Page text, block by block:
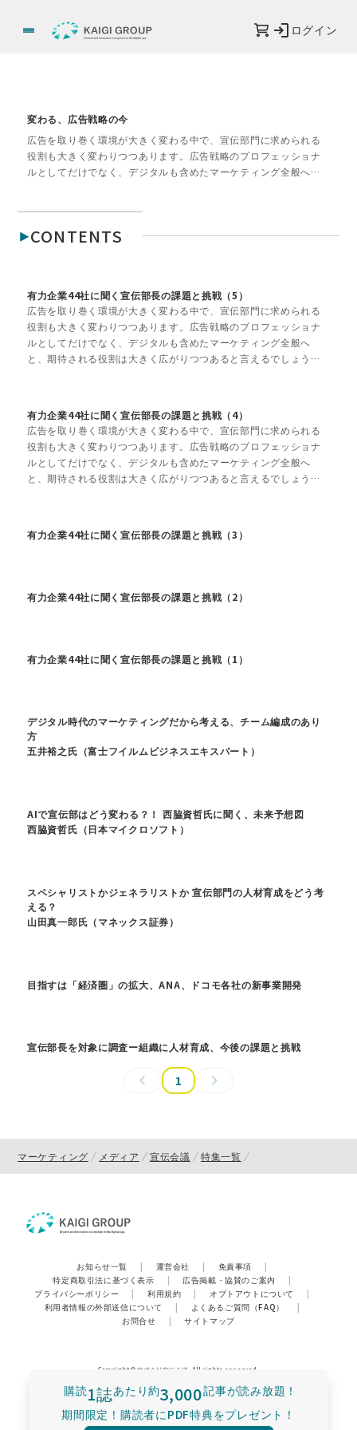
ログイン
変わる、広告戦略の今
広告を取り巻く環境が大きく変わる中で、宣伝部門に求められる
役割も大きく変わりつつあります。広告戦略のプロフェッショナ
ルとしてだけでなく、デジタルも含めたマーケティング全般へ
戦略の策定のみならず、組織体制や人材育成も大きな課題になっ
針を聞きます。
CONTENTS
有力企業44社に聞く宣伝部長の課題と挑戦（5）
広告を取り巻く環境が大きく変わる中で、宣伝部門に求められる
役割も大きく変わりつつあります。広告戦略のプロフェッショナ
ルとしてだけでなく、デジタルも含めたマーケティング全般へ
と、期待される役割は大きく広がりつつあると言えるでしょう。
ています。
有力企業44社に聞く宣伝部長の課題と挑戦（4）
広告を取り巻く環境が大きく変わる中で、宣伝部門に求められる
役割も大きく変わりつつあります。広告戦略のプロフェッショナ
ルとしてだけでなく、デジタルも含めたマーケティング全般へ
と、期待される役割は大きく広がりつつあると言えるでしょう。
ています。
有力企業44社に聞く宣伝部長の課題と挑戦（3）
有力企業44社に聞く宣伝部長の課題と挑戦（2）
有力企業44社に聞く宣伝部長の課題と挑戦（1）
デジタル時代のマーケティングだから考える、チーム編成のあり
方
五井裕之氏（富士フイルムビジネスエキスパート）
AIで宣伝部はどう変わる？！ 西脇資哲氏に聞く、未来予想図
西脇資哲氏（日本マイクロソフト）
スペシャリストかジェネラリストか 宣伝部門の人材育成をどう考
える？
山田真一郎氏（マネックス証券）
目指すは「経済圏」の拡大、ANA、ドコモ各社の新事業開発
宣伝部長を対象に調査ー組織に人材育成、今後の課題と挑戦
1
購読1誌あたり約3,000記事が読み放題！
期間限定！購読者にPDF特典をプレゼント！
マーケティング メディア 宣伝会議 特集一覧
お知らせ一覧 | 運営会社 | 免責事項
|
特定商取引法に基づく表示
| 広告掲載・協賛のご案内
|
プライバシーポリシー
| 利用規約 | オプトアウトについて
|
利用者情報の外部送信について
| よくあるご質問（FAQ）
|
お問合せ
| サイトマップ
Copyright © 株式会社宣伝会議. All rights reserved.